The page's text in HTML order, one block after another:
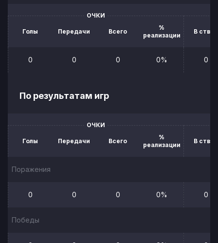
ОЧКИ
Голы Передачи Всего
%
реализации
В створ
0 0 0 0% 0
По результатам игр
ОЧКИ
Голы Передачи Всего
%
реализации
В створ
Поражения
0 0 0 0% 0
Победы